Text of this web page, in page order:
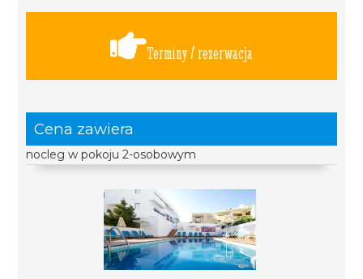
Terminy / rezerwacja
Cena zawiera
nocleg w pokoju 2-osobowym